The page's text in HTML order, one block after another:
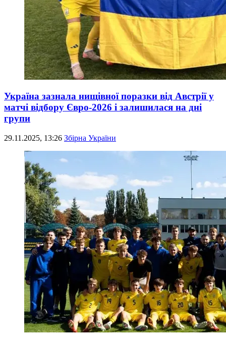
Україна зазнала нищівної поразки від Австрії у
матчі відбору Євро-2026 і залишилася на дні
групи
29.11.2025, 13:26 Збірна України